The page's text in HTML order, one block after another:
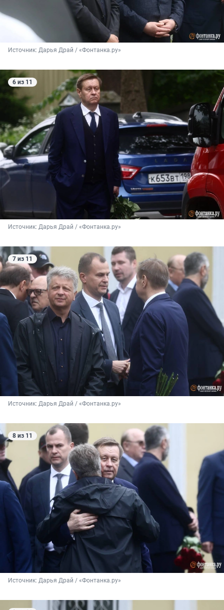
Источник: Дарья Драй / «Фонтанка.ру»
6 из 11
Источник: Дарья Драй / «Фонтанка.ру»
7 из 11
Источник: Дарья Драй / «Фонтанка.ру»
8 из 11
Источник: Дарья Драй / «Фонтанка.ру»